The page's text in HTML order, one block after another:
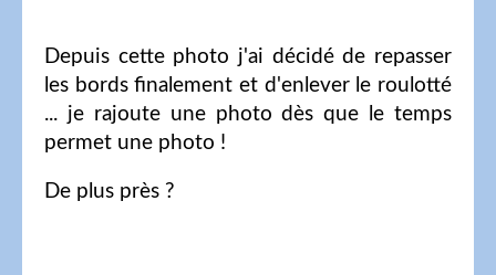
Depuis cette photo j'ai décidé de repasser
les bords finalement et d'enlever le roulotté
... je rajoute une photo dès que le temps
permet une photo !
De plus près ?